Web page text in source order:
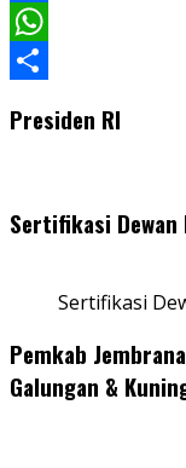
Facebook
WhatsApp
Presiden RI
Sertifikasi Dewan
Sertifikasi
Pemkab
Galungan &